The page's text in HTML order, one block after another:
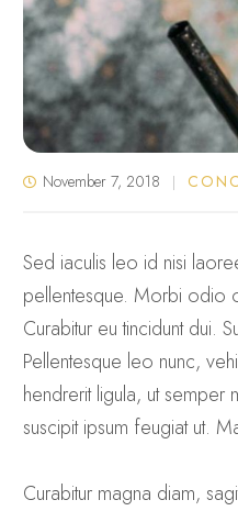
November 7, 2018
Sed iaculis leo id nisi
pellentesque. Morbi odio
Curabitur eu tincidunt dui.
Pellentesque leo nunc,
hendrerit ligula, ut
suscipit ipsum feugiat ut.
Curabitur magna diam,